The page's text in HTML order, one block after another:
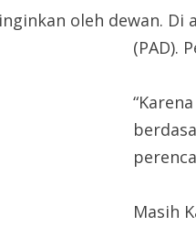
oleh dewan.
(PAD).
Masih